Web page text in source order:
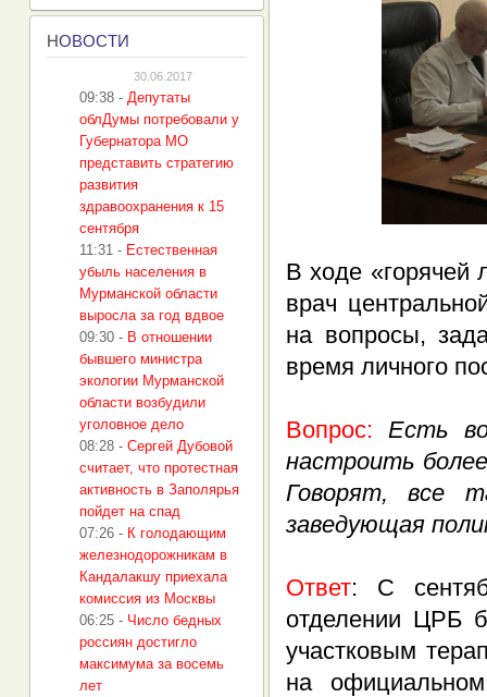
В ходе «горячей
врач
на вопросы,
время личного
Вопрос: Есть
настроить
Говорят, все
заведующая
Ответ: С
отделении ЦРБ
участковым
на
НОВОСТИ
30.06.2017
09:38 - Депутаты
облДумы потребовали у
Губернатора МО
представить стратегию
развития
здравоохранения к 15
сентября
11:31 - Естественная
убыль населения в
Мурманской области
выросла за год вдвое
09:30 - В отношении
бывшего министра
экологии Мурманской
области возбудили
уголовное дело
08:28 - Сергей Дубовой
считает, что протестная
активность в Заполярья
пойдет на спад
07:26 - К голодающим
железнодорожникам в
Кандалакшу приехала
комиссия из Москвы
06:25 - Число бедных
россиян достигло
максимума за восемь
лет